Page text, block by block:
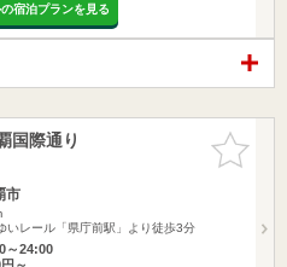
宿泊プランを見る
お気に入
りに追加
国際通り
市
いレール「県庁前駅」より徒歩3分
～24:00